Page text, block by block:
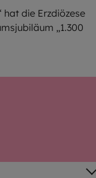
die Erzdiözese
„1.300